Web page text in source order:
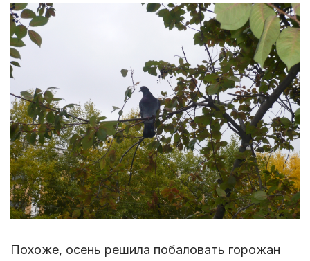
Похоже, осень решила побаловать горожан